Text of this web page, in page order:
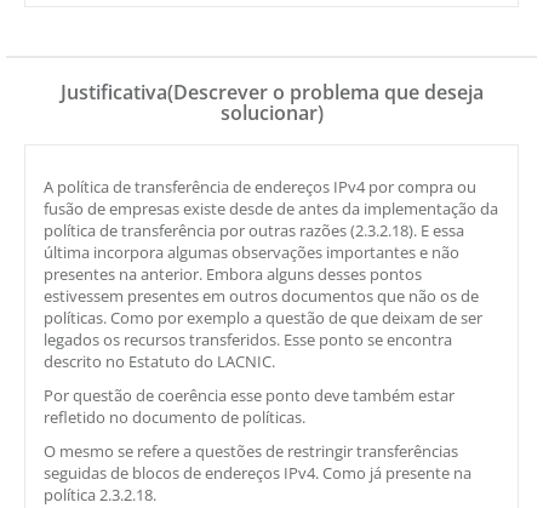
Justificativa(Descrever o problema que deseja
solucionar)
A política de transferência de endereços IPv4 por compra ou
fusão de empresas existe desde de antes da implementação da
política de transferência por outras razões (2.3.2.18). E essa
última incorpora algumas observações importantes e não
presentes na anterior. Embora alguns desses pontos
estivessem presentes em outros documentos que não os de
políticas. Como por exemplo a questão de que deixam de ser
legados os recursos transferidos. Esse ponto se encontra
descrito no Estatuto do LACNIC.
Por questão de coerência esse ponto deve também estar
refletido no documento de políticas.
O mesmo se refere a questões de restringir transferências
seguidas de blocos de endereços IPv4. Como já presente na
política 2.3.2.18.